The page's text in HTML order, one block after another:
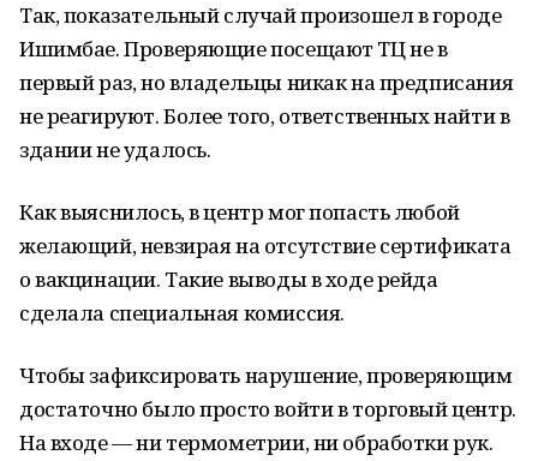
Так, показательный случай произошел в городе
Ишимбае. Проверяющие посещают ТЦ не в
первый раз, но владельцы никак на предписания
не реагируют. Более того, ответственных найти в
здании не удалось.
Как выяснилось, в центр мог попасть любой
желающий, невзирая на отсутствие сертификата
о вакцинации. Такие выводы в ходе рейда
сделала специальная комиссия.
Чтобы зафиксировать нарушение, проверяющим
достаточно было просто войти в торговый центр.
На входе — ни термометрии, ни обработки рук.